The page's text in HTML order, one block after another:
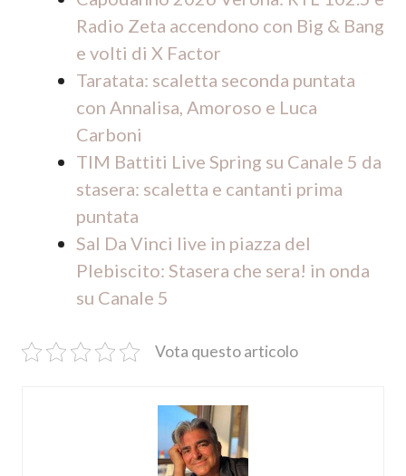
Radio Zeta accendono con Big & Bang
e volti di X Factor
Taratata: scaletta seconda puntata
con Annalisa, Amoroso e Luca
Carboni
TIM Battiti Live Spring su Canale 5 da
stasera: scaletta e cantanti prima
puntata
Sal Da Vinci live in piazza del
Plebiscito: Stasera che sera! in onda
su Canale 5
Vota questo articolo